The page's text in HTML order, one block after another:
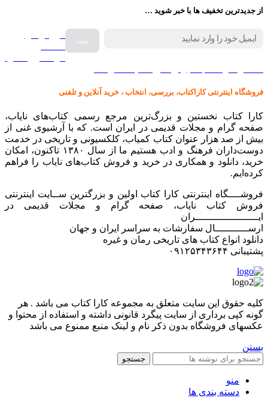
از جدیدترین تخفیف ها با خبر شوید …
فروش انواع
فروشگاه اینترنتی کاراکتاب، بررسی، انتخاب ، خرید آنلاین و تلفنی
کارا کتاب نخستین و بزرگ‌ترین مرجع رسمی کتاب‌های نایاب،
صفحه گرام و مجلات قدیمی در ایران است. که با آرشیوی غنی از
بیش از صد هزار عنوان کتاب کمیاب، کلکسیونی و تاریخی در خدمت
دوست‌داران فرهنگ و ادب هستیم ما از سال ۱۳۸۰ تاکنون، امکان
خرید، دانلود و همکاری در خرید و فروش کتاب‌های نایاب را فراهم
کرده‌ایم.
فروشــــگاه اینترنتی کارا کتاب اولین و بزرگترین ســایت اینترنتی
فروش کتاب نایاب، صفحه گرام و مجلات قدیمی در
ایـــــــــــــــــــــران
ارســـــــــــال سفارشات به سراسر ایران و جهان
دانلود انواع کتاب های تاریخی رمان و غیره
پشتیبانی ۰۹۱۲۵۳۴۳۶۴۴
کليه حقوق اين سايت متعلق به مجموعه کارا کتاب می باشد . هر
گونه کپی برداری از سایت پیگرد قانونی داشته و استفاده از محتوا و
عکسهای فروشگاه بدون ذکر نام و لینک منبع ممنوع می باشد
بستن
جستجو
منو
دسته بندی ها